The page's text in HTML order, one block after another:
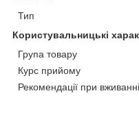
Тип
Користувальницькі
Група товару
Курс прийому
Рекомендації при вживанні